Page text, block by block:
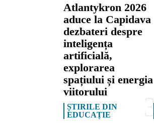
Atlantykron 2026
aduce la Capidava
dezbateri despre
inteligența
artificială,
explorarea
spațiului și energia
viitorului
ȘTIRILE DIN
EDUCAȚIE